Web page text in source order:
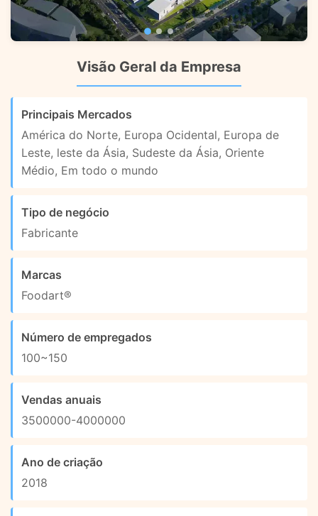
Visão Geral da Empresa
Principais Mercados
América do Norte, Europa Ocidental, Europa de
Leste, leste da Ásia, Sudeste da Ásia, Oriente
Médio, Em todo o mundo
Tipo de negócio
Fabricante
Marcas
Foodart®
Número de empregados
100~150
Vendas anuais
3500000-4000000
Ano de criação
2018